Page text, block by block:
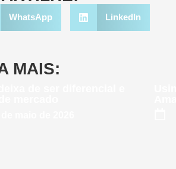
WhatsApp LinkedIn
MAIS: